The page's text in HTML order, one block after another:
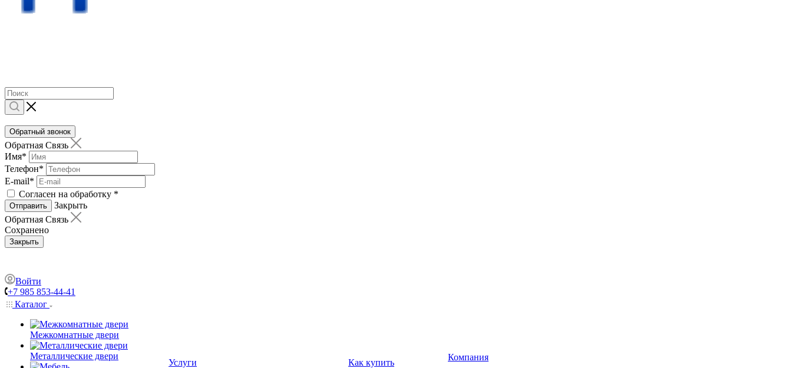
Обратный звонок
Обратная Связь
Имя*
Телефон*
E-mail*
Согласен на обработку *
Отправить
Закрыть
Обратная Связь
Сохранено
Закрыть
Войти
+7 985 853-44-41
Каталог
Межкомнатные двери
Металлические двери
Услуги
Как купить
Компания